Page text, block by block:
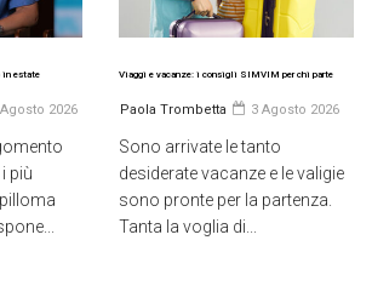
in estate
2026
più
Viaggi e vacanze: i consigli SIMVIM per chi parte
Paola Trombetta 3 Agosto 2026
Sono arrivate le tanto
desiderate vacanze e le valigie
sono pronte per la partenza.
Tanta la voglia di...